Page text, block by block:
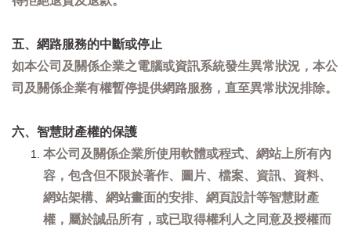
五、網路服務的中斷或停止
如本公司及關係企業之電腦或資訊系統發生異常狀況，本公
司及關係企業有權暫停提供網路服務，直至異常狀況排除。
六、智慧財產權的保護
本公司及關係企業所使用軟體或程式、網站上所有內
容，包含但不限於著作、圖片、檔案、資訊、資料、
網站架構、網站畫面的安排、網頁設計等智慧財產
權，屬於誠品所有，或已取得權利人之同意及授權而